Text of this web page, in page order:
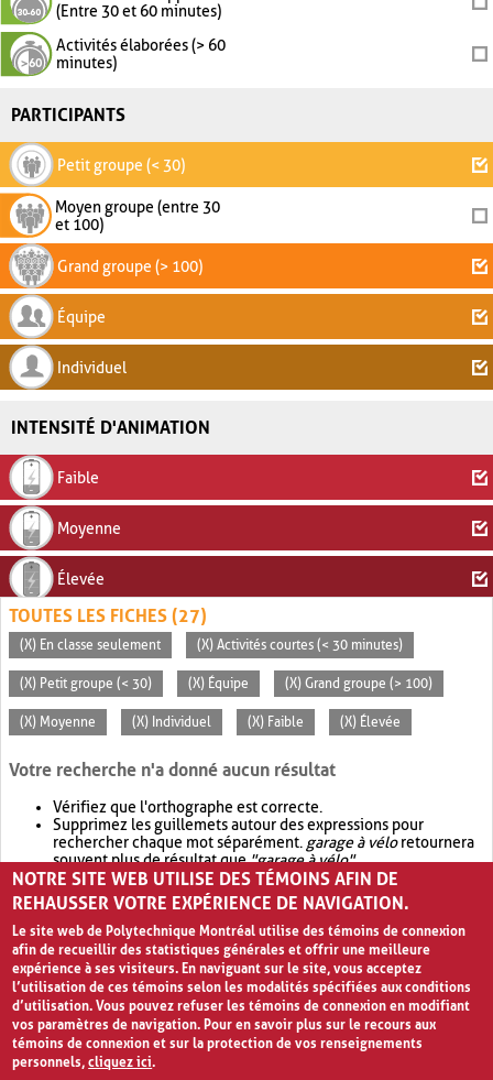
(Entre 30 et 60 minutes)
Activités élaborées (> 60
minutes)
PARTICIPANTS
Petit groupe (< 30)
Moyen groupe (entre 30
et 100)
Grand groupe (> 100)
Équipe
Individuel
INTENSITÉ D'ANIMATION
Faible
Moyenne
Élevée
TOUTES LES FICHES (27)
(X) En classe seulement (X) Activités courtes (< 30 minutes)
(X) Petit groupe (< 30) (X) Équipe (X) Grand groupe (> 100)
(X) Moyenne (X) Individuel (X) Faible (X) Élevée
Votre recherche n'a donné aucun résultat
Vérifiez que l'orthographe est correcte.
Supprimez les guillemets autour des expressions pour
rechercher chaque mot séparément. garage à véloretournera
souvent plus de résultat que"garage à vélo".
Envisagez d'élargir votre recherche avec OR.garage OR vélo
retournera souvent plus de résultat quegarage à vélo
NOTRE SITE WEB UTILISE DES TÉMOINS AFIN DE
REHAUSSER VOTRE EXPÉRIENCE DE NAVIGATION.
Le site web de Polytechnique Montréal utilise des témoins de connexion
afin de recueillir des statistiques générales et offrir une meilleure
expérience à ses visiteurs. En naviguant sur le site, vous acceptez
l’utilisation de ces témoins selon les modalités spécifiées aux conditions
d’utilisation. Vous pouvez refuser les témoins de connexion en modifiant
vos paramètres de navigation. Pour en savoir plus sur le recours aux
témoins de connexion et sur la protection de vos renseignements
personnels,cliquez ici.